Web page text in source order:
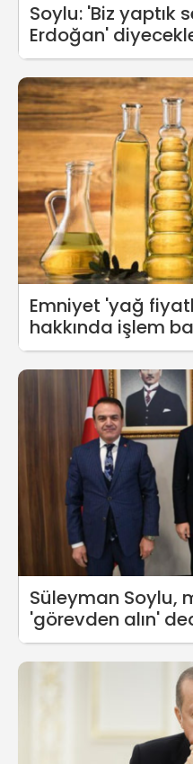
Soylu: 'Biz yaptık
Erdoğan'
Emniyet 'yağ
hakkında işlem
Süleyman Soylu,
'görevden alın'
ağırladı